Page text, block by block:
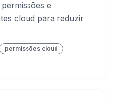
e
cloud para reduzir
permissões cloud